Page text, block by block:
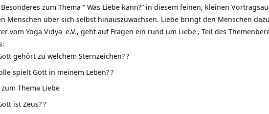
zum Thema “ Was Liebe kann?“ in diesem feinen, kleinen
Menschen über sich selbst hinauszuwachsen. Liebe bringt den Menschen
vom Yoga Vidya e.V., geht auf Fragen ein rund um Liebe , Teil des
gehört zu welchem Sternzeichen??
spielt Gott in meinem Leben??
Thema Liebe
ist Zeus??